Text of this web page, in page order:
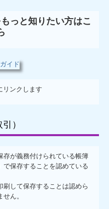
っと知りたい方はこ
ンクします
）
存が義務付けられている帳簿
で保存することを認めている
刷して保存することは認めら
ん。